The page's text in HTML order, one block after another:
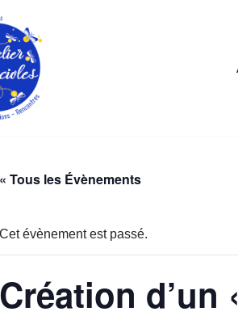
« Tous les Évènements
Cet évènement est passé.
Création d’un